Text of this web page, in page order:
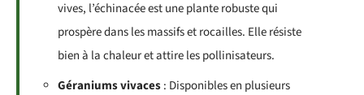
vives, l’échinacée est une plante robuste qui
prospère dans les massifs et rocailles. Elle résiste
bien à la chaleur et attire les pollinisateurs.
Géraniums vivaces: Disponibles en plusieurs